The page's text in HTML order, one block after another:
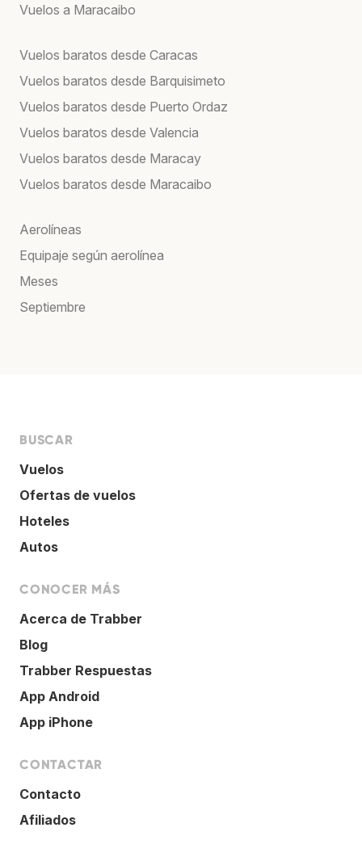
Vuelos a Maracaibo
Vuelos baratos desde Caracas
Vuelos baratos desde Barquisimeto
Vuelos baratos desde Puerto Ordaz
Vuelos baratos desde Valencia
Vuelos baratos desde Maracay
Vuelos baratos desde Maracaibo
Aerolíneas
Equipaje según aerolínea
Meses
Septiembre
BUSCAR
Vuelos
Ofertas de vuelos
Hoteles
Autos
CONOCER MÁS
Acerca de Trabber
Blog
Trabber Respuestas
App Android
App iPhone
CONTACTAR
Contacto
Afiliados